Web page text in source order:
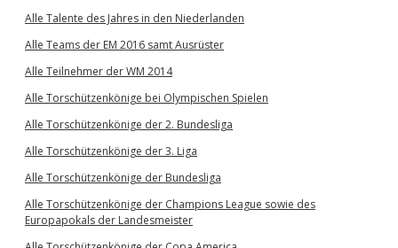
Alle Talente des Jahres in den Niederlanden
Alle Teams der EM 2016 samt Ausrüster
Alle Teilnehmer der WM 2014
Alle Torschützenkönige bei Olympischen Spielen
Alle Torschützenkönige der 2. Bundesliga
Alle Torschützenkönige der 3. Liga
Alle Torschützenkönige der Bundesliga
Alle Torschützenkönige der Champions League sowie des
Europapokals der Landesmeister